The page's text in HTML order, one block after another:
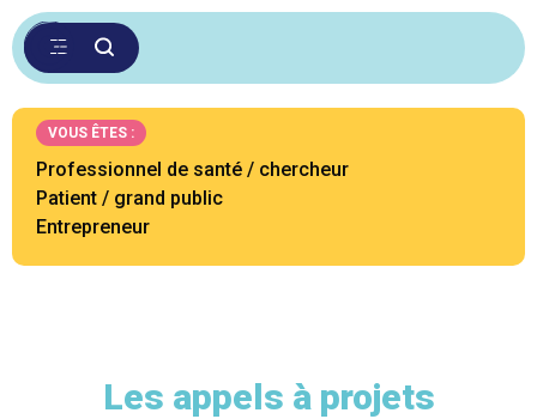
VOUS ÊTES :
Professionnel de santé / chercheur
Patient / grand public
Entrepreneur
Les appels à projets